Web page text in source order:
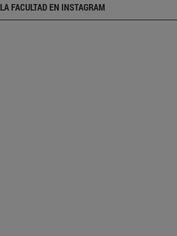
LA FACULTAD EN INSTAGRAM